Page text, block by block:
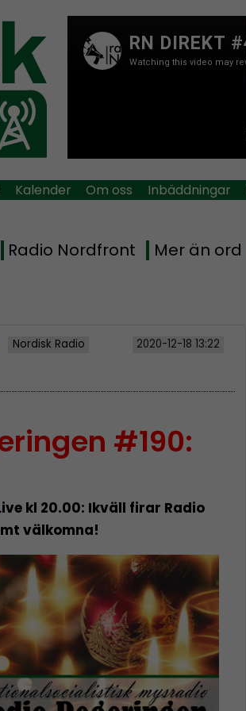
Kalender Om oss Inbäddningar
Radio Nordfront Mer än ord
Nordisk Radio
2020-12-18 13:22
#190:
kl 20.00: Ikväll firar Radio
välkomna!